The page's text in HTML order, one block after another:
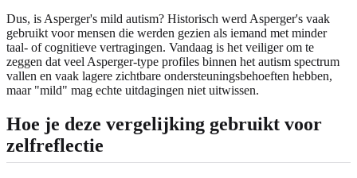
Dus, is Asperger's mild autism? Historisch werd Asperger's vaak
gebruikt voor mensen die werden gezien als iemand met minder
taal- of cognitieve vertragingen. Vandaag is het veiliger om te
zeggen dat veel Asperger-type profiles binnen het autism spectrum
vallen en vaak lagere zichtbare ondersteuningsbehoeften hebben,
maar "mild" mag echte uitdagingen niet uitwissen.
Hoe je deze vergelijking gebruikt voor
zelfreflectie